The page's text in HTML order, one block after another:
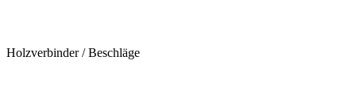
Holzverbinder / Beschläge